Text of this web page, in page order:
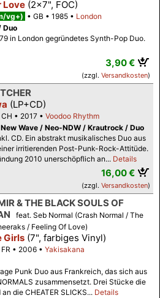
Love (2x7", FOC)
vg+) GB 1985
London
Duo
in London gegründetes Synth-Pop Duo.
3,90 €
(zzgl. Versandkosten)
(LP+CD)
CH 2017
Voodoo Rhythm
Wave / Neo-NDW / Krautrock / Duo
CD. Ein abstrakt musikalisches Duo aus
irritierenden Post-Punk-Rock-Attitüde.
2010 unerschöpflich an... Details
16,00 €
(zzgl. Versandkosten)
& THE BLACK SOULS OF
feat. Seb Normal (Crash Normal / The
/ Feeling Of Love)
Girls (7", farbiges Vinyl)
FR 2006
Yakisakana
Punk Duo aus Frankreich, das sich aus
zusammensetzt. Drei Stücke die
die CHEATER SLICKS... Details